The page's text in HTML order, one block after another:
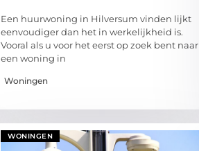
Een huurwoning in Hilversum vinden lijkt
eenvoudiger dan het in werkelijkheid is.
Vooral als u voor het eerst op zoek bent naar
een woning in
Woningen
WONINGEN